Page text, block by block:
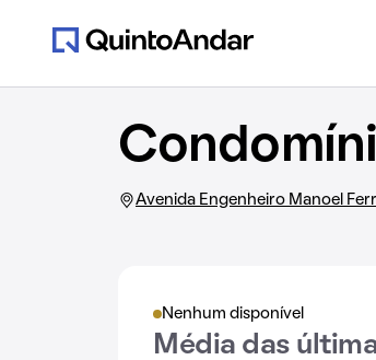
Avenida Engenheiro Manoel
Nenhum disponível
Média das